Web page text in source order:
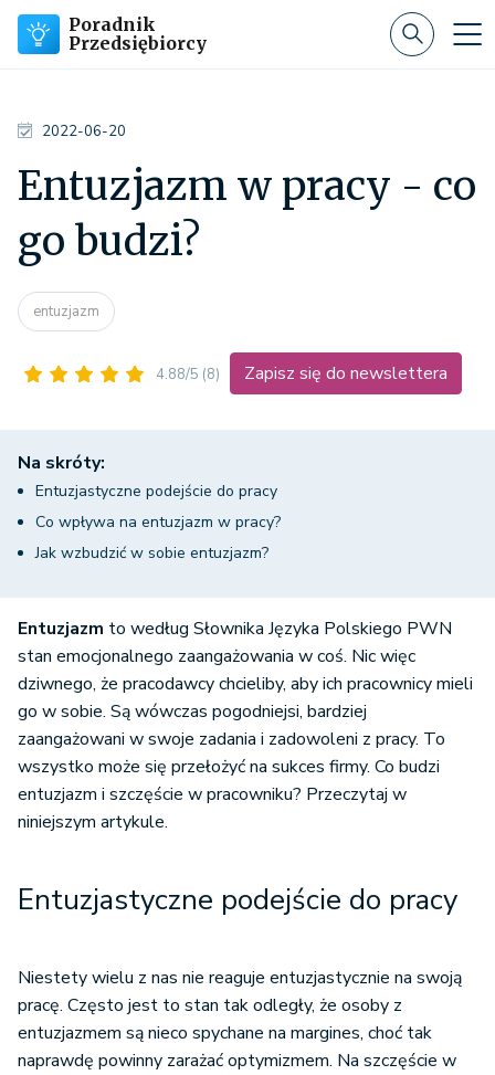
Poradnik
Przedsiębiorcy
2022-06-20
Entuzjazm w pracy - co
go budzi?
entuzjazm
4.88/5 (8) Zapisz się do newslettera
Na skróty:
Entuzjastyczne podejście do pracy
Co wpływa na entuzjazm w pracy?
Jak wzbudzić w sobie entuzjazm?
Entuzjazm to według Słownika Języka Polskiego PWN
stan emocjonalnego zaangażowania w coś. Nic więc
dziwnego, że pracodawcy chcieliby, aby ich pracownicy mieli
go w sobie. Są wówczas pogodniejsi, bardziej
zaangażowani w swoje zadania i zadowoleni z pracy. To
wszystko może się przełożyć na sukces firmy. Co budzi
entuzjazm i szczęście w pracowniku? Przeczytaj w
niniejszym artykule.
Entuzjastyczne podejście do pracy
Niestety wielu z nas nie reaguje entuzjastycznie na swoją
pracę. Często jest to stan tak odległy, że osoby z
entuzjazmem są nieco spychane na margines, choć tak
naprawdę powinny zarażać optymizmem. Na szczęście w